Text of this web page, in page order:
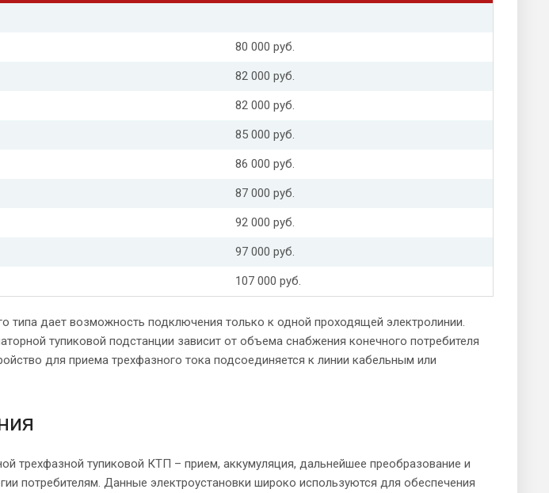
80 000 руб.
82 000 руб.
82 000 руб.
85 000 руб.
86 000 руб.
87 000 руб.
92 000 руб.
97 000 руб.
107 000 руб.
типа дает возможность подключения только к одной проходящей электролинии.
тупиковой подстанции зависит от объема снабжения конечного потребителя
для приема трехфазного тока подсоединяется к линии кабельным или
трехфазной тупиковой КТП – прием, аккумуляция, дальнейшее преобразование и
потребителям. Данные электроустановки широко используются для обеспечения